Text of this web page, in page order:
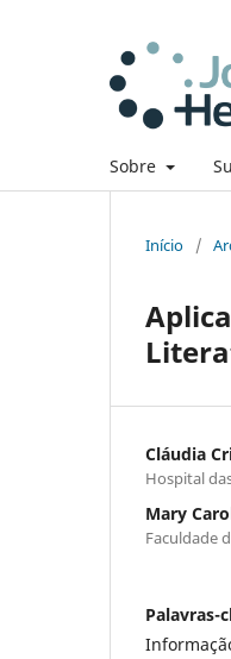
Sobre
Início /
Cláudia
Hospital
Mary
Faculdade
Palavras-